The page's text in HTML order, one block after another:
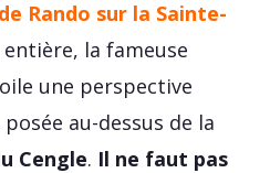
Rando sur la Sainte-
la fameuse
une perspective
au-dessus de la
Cengle. Il ne faut pas